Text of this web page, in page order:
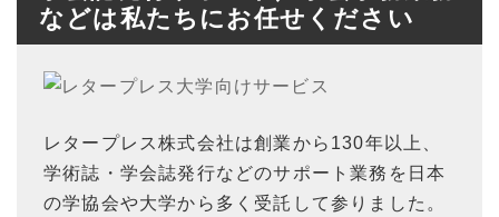
などは私たちにお任せください
レタープレス株式会社は創業から130年以上、
学術誌・学会誌発行などのサポート業務を日本
の学協会や大学から多く受託して参りました。